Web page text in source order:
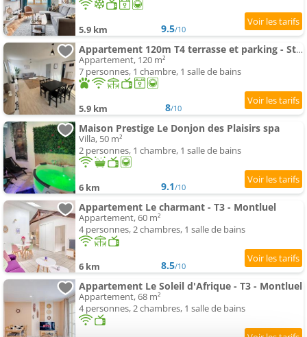
5.9 km 9.5/10
Appartement 120m T4 terrasse et parking - Stade-Eurexpo-Lyon
Appartement, 120 m²
7 personnes, 1 chambre, 1 salle de bains
5.9 km 8/10
Maison Prestige Le Donjon des Plaisirs spa
Villa, 50 m²
2 personnes, 1 chambre, 1 salle de bains
6 km 9.1/10
Appartement Le charmant - T3 - Montluel
Appartement, 60 m²
4 personnes, 2 chambres, 1 salle de bains
6 km 8.5/10
Appartement Le Soleil d'Afrique - T3 - Montluel
Appartement, 68 m²
4 personnes, 2 chambres, 1 salle de bains